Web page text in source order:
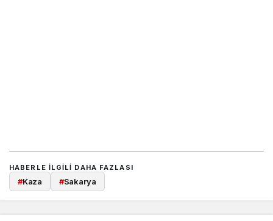
HABERLE ILGILI DAHA FAZLASI
#Kaza #Sakarya